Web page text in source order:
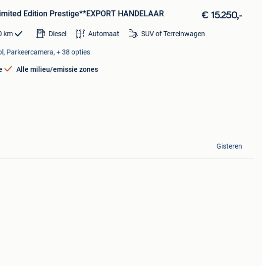
Edition Prestige**EXPORT HANDELAAR € 15.250,-
km Diesel Automaat SUV of Terreinwagen
Parkeercamera, + 38 opties
Alle milieu/emissie zones
Gisteren